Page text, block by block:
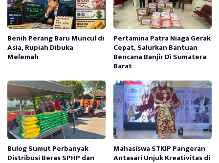
Benih Perang Baru Muncul di
Asia, Rupiah Dibuka
Melemah
Pertamina Patra Niaga Gerak
Cepat, Salurkan Bantuan
Bencana Banjir Di Sumatera
Barat
Bulog Sumut Perbanyak
Distribusi Beras SPHP dan
Mahasiswa STKIP Pangeran
Antasari Unjuk Kreativitas di